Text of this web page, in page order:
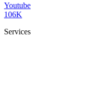
Youtube
106K
Services